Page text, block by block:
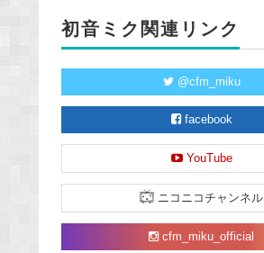
初音ミク関連リンク
@cfm_miku
facebook
YouTube
ニコニコチャンネル
cfm_miku_official